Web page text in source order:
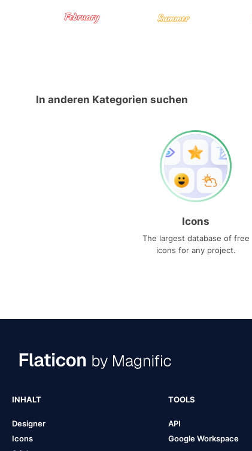
In anderen Kategorien suchen
Icons
The largest database of free
icons for any project.
INHALT
Designer
Icons
TOOLS
API
Google Workspace